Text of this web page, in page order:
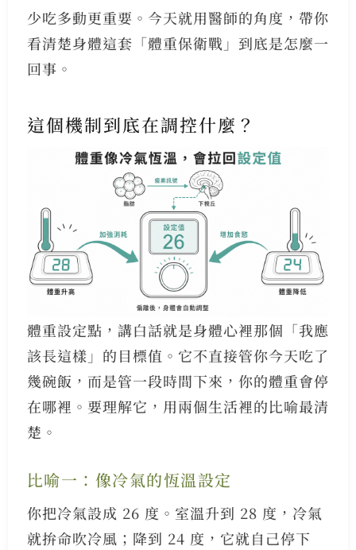
少吃多動更重要。今天就用醫師的角度，帶你
看清楚身體這套「體重保衛戰」到底是怎麼一
回事。
這個機制到底在調控什麼？
體重設定點，講白話就是身體心裡那個「我應
該長這樣」的目標值。它不直接管你今天吃了
幾碗飯，而是管一段時間下來，你的體重會停
在哪裡。要理解它，用兩個生活裡的比喻最清
楚。
比喻一：像冷氣的恆溫設定
你把冷氣設成 26 度。室溫升到 28 度，冷氣
就拚命吹冷風；降到 24 度，它就自己停下